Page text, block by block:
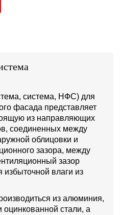
система, НФС) для
фасада представляет
из направляющих
соединенных между
облицовки и
зазора, между
зазор
избыточной влаги из
из алюминия,
стали, а